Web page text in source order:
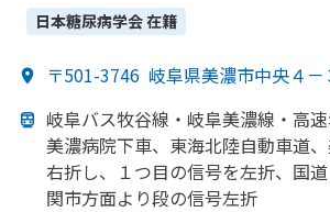
日本糖尿病学会在籍
〒501-3746 岐阜県美濃市中央４－
岐阜バス牧谷線・岐阜美濃線・高
美濃病院下車、 東海北陸自動車道、
右折し、 １つ目の信号を左折、 国
関市方面より段の信号左折